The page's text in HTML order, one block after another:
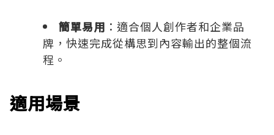
簡單易用 ：適合個人創作者和企業品
牌，快速完成從構思到內容輸出的整個流
程。
適用場景